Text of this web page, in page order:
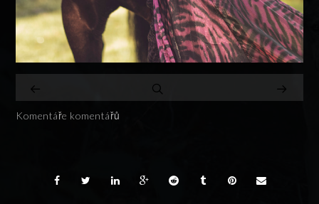
Komentáře komentářů